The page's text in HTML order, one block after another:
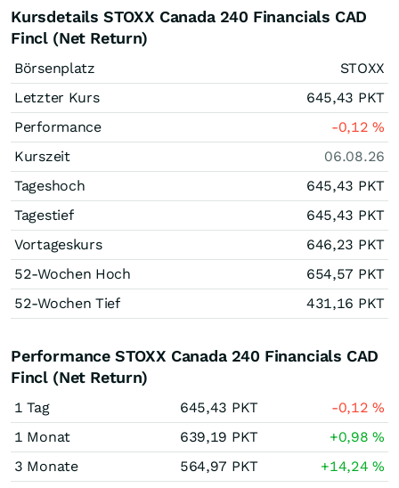
Kursdetails STOXX Canada 240 Financials CAD
Fincl (Net Return)
Börsenplatz
STOXX
Letzter Kurs
645,43 PKT
Performance
-0,12%
Kurszeit
06.08.26
Tageshoch
645,43 PKT
Tagestief
645,43 PKT
Vortageskurs
646,23 PKT
52-Wochen Hoch
654,57 PKT
52-Wochen Tief
431,16 PKT
Performance STOXX Canada 240 Financials CAD
Fincl (Net Return)
1 Tag 645,43 PKT -0,12%
1 Monat
639,19 PKT +0,98%
3 Monate
564,97 PKT +14,24%